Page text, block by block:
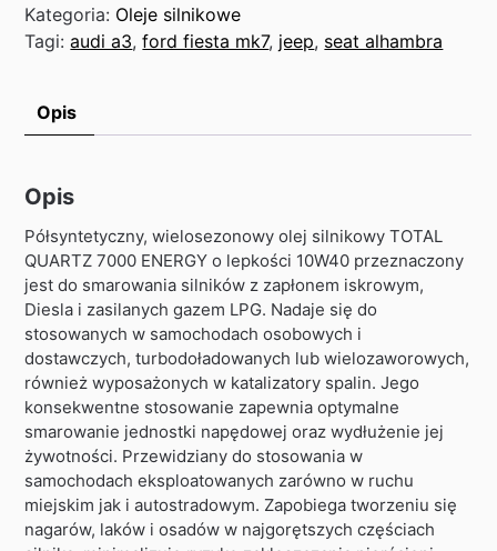
Kategoria: Oleje silnikowe
Tagi:audi a3,ford fiesta mk7, jeep, seat alhambra
Opis
Opis
Półsyntetyczny, wielosezonowy olej silnikowy TOTAL
QUARTZ 7000 ENERGY o lepkości 10W40 przeznaczony
jest do smarowania silników z zapłonem iskrowym,
Diesla i zasilanych gazem LPG. Nadaje się do
stosowanych w samochodach osobowych i
dostawczych, turbodoładowanych lub wielozaworowych,
również wyposażonych w katalizatory spalin. Jego
konsekwentne stosowanie zapewnia optymalne
smarowanie jednostki napędowej oraz wydłużenie jej
żywotności. Przewidziany do stosowania w
samochodach eksploatowanych zarówno w ruchu
miejskim jak i autostradowym. Zapobiega tworzeniu się
nagarów, laków i osadów w najgorętszych częściach